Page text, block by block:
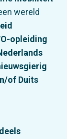
wereld
opleiding
of Duits